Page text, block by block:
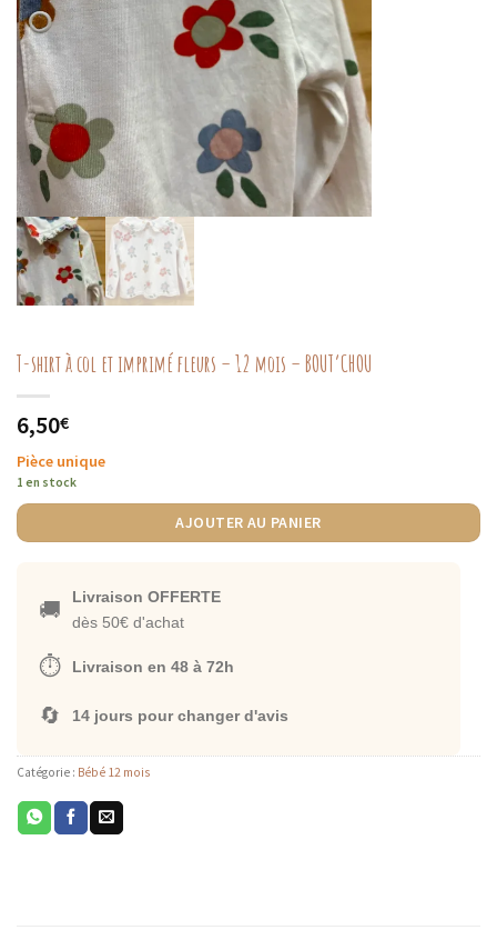
T-shirt à col et imprimé fleurs – 12 mois – BOUT’CHOU
6,50€
Pièce unique
1 en stock
AJOUTER AU PANIER
🚚
Livraison OFFERTE
dès 50€ d'achat
⏱️ Livraison en 48 à 72h
🔄 14 jours pour changer d'avis
Catégorie : Bébé 12 mois